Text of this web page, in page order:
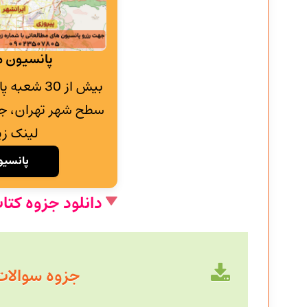
پانسیون
بیش از
سطح شهر تهران،
لینک
دانلود جزوه
جزوه سوالات با